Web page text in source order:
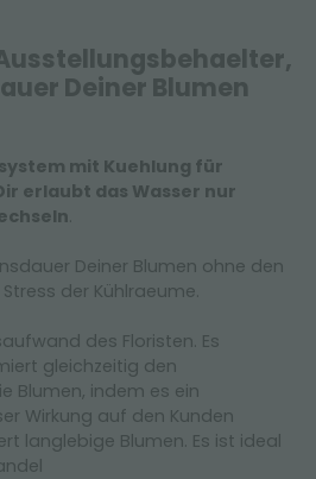
Deiner Blumen
mit Kuehlung für
erlaubt das Wasser nur
.
Deiner Blumen ohne den
der Kühlraeume.
des Floristen. Es
gleichzeitig den
Blumen, indem es ein
Wirkung auf den Kunden
langlebige Blumen. Es ist ideal